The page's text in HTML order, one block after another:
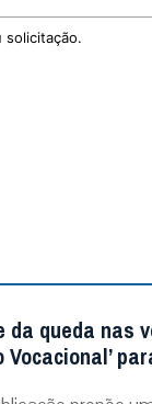
solicitação.
da queda nas
Vocacional’